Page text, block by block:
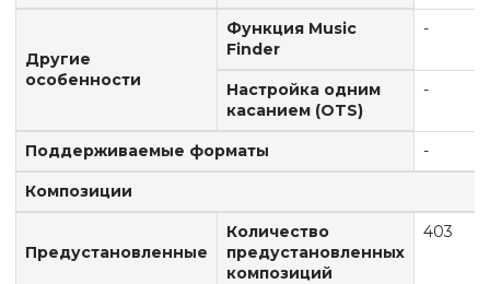
Другие
особенности
Функция Music
Finder
-
Настройка одним
касанием (OTS)
-
Поддерживаемые форматы -
Композиции
Предустановленные
Количество
предустановленных
композиций
403